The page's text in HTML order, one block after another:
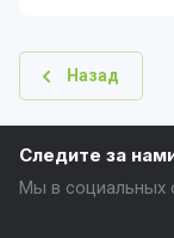
Назад
Следите за
Мы в социальных